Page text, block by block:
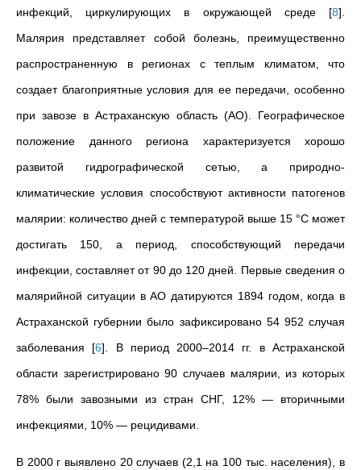
инфекций, циркулирующих в окружающей среде [8]
Малярия представляет собой болезнь, преимущественно
распространенную в регионах с теплым климатом, что
создает благоприятные условия для ее передачи, особенно
при завозе в Астраханскую область (АО). Географическое
положение данного региона характеризуется хорошо
развитой гидрографической сетью, а природно-
климатические условия способствуют активности патогенов
малярии: количество дней с температурой выше 15 °C может
достигать 150, а период, способствующий передачи
инфекции, составляет от 90 до 120 дней. Первые сведения о
малярийной ситуации в АО датируются 1894 годом, когда в
Астраханской губернии было зафиксировано 54 952 случая
заболевания [6] . В период 2000–2014 гг. в Астраханской
области зарегистрировано 90 случаев малярии, из которых
78% были завозными из стран СНГ, 12% — вторичными
инфекциями, 10% — рецидивами.
В 2000 г выявлено 20 случаев (2,1 на 100 тыс. населения), в